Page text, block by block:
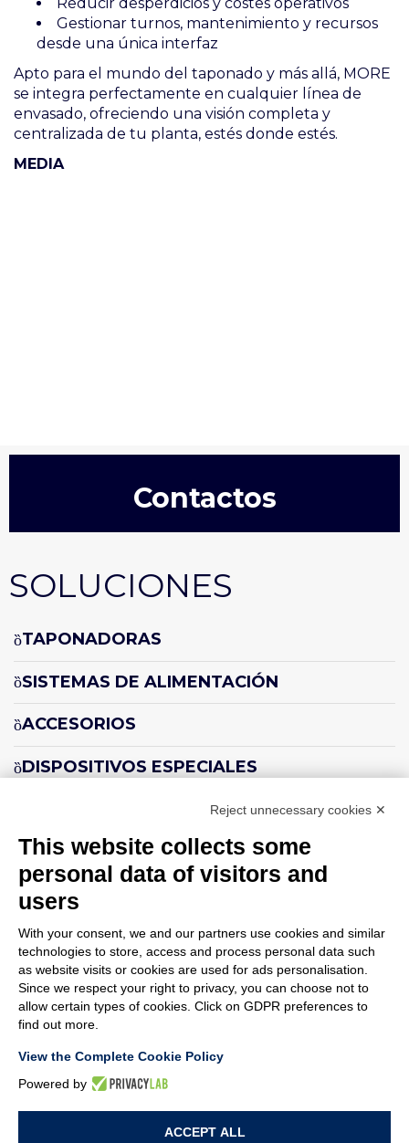
Gestionar turnos, mantenimiento y recursos
desde una única interfaz
Apto para el mundo del taponado y más allá, MORE
se integra perfectamente en cualquier línea de
envasado, ofreciendo una visión completa y
centralizada de tu planta, estés donde estés.
MEDIA
Contactos
SOLUCIONES
TAPONADORAS
SISTEMAS DE ALIMENTACIÓN
ACCESORIOS
DISPOSITIVOS ESPECIALES
SMART DATA SYSTEMS
MORE – Smart Data System
SOLUCIONES ROBOTIZADES
AROL S.P.A. – VIALE ITALIA, 193 - 14053 CANELLI (ASTI) ITALIA -
C.F. E P.IVA 03217610967 - REA AT 108104 - CAP. SOC. €
MEMBER OF
Reject unnecessary cookies ✕
This website collects some
personal data of visitors and
users
With your consent, we and our partners use cookies and similar
technologies to store, access and process personal data such
as website visits or cookies are used for ads personalisation.
Since we respect your right to privacy, you can choose not to
allow certain types of cookies. Click on GDPR preferences to
find out more.
View the Complete Cookie Policy
Powered by
ACCEPT ALL